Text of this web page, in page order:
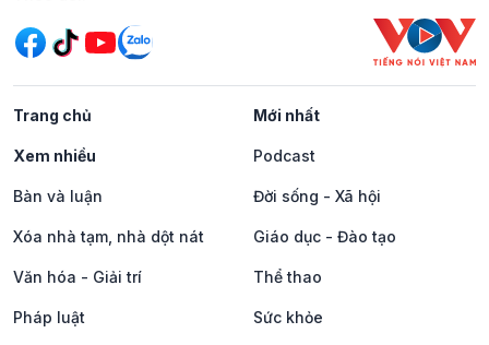
Trang chủ Mới nhất
Xem nhiều Podcast
Bàn và luận Đời sống - Xã hội
Xóa nhà tạm, nhà dột nát Giáo dục - Đào tạo
Văn hóa - Giải trí Thể thao
Pháp luật Sức khỏe